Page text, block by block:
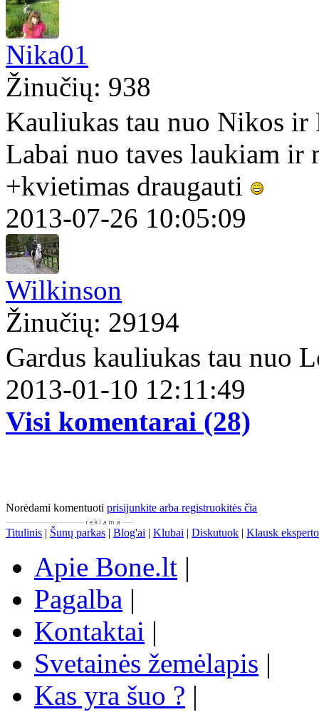
Nika01
Žinučių: 938
Kauliukas tau nuo Nikos
Labai nuo taves laukiam ir
+kvietimas draugauti
2013-07-26 10:05:09
Wilkinson
Žinučių: 29194
Gardus kauliukas tau nuo
2013-01-10 12:11:49
Visi komentarai (28)
Norėdami komentuoti prisijunkite arba registruokitės čia
Titulinis | Šunų parkas | Blog'ai | Klubai | Diskutuok | Klausk eksperto
Apie Bone.lt |
Pagalba |
Kontaktai |
Svetainės žemėlapis |
Kas yra šuo ? |